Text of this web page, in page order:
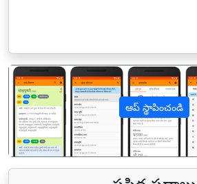
ఆప్ స్థాపించండి
पिछला